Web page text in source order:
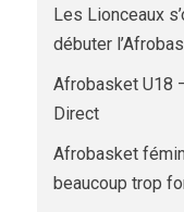
Les Lionceaux
débuter
Afrobasket U18
Direct
Afrobasket
beaucoup trop